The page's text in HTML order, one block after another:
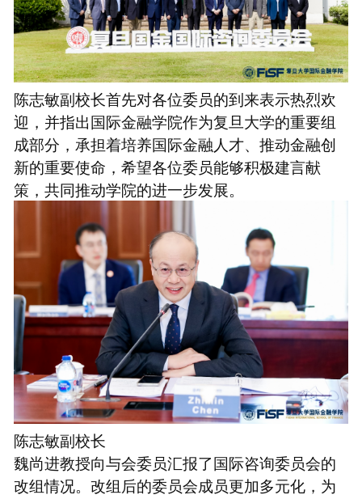
陈志敏副校长首先对各位委员的到来表示热烈欢
迎，并指出国际金融学院作为复旦大学的重要组
成部分，承担着培养国际金融人才、推动金融创
新的重要使命，希望各位委员能够积极建言献
策，共同推动学院的进一步发展。
陈志敏副校长
魏尚进教授向与会委员汇报了国际咨询委员会的
改组情况。改组后的委员会成员更加多元化，为